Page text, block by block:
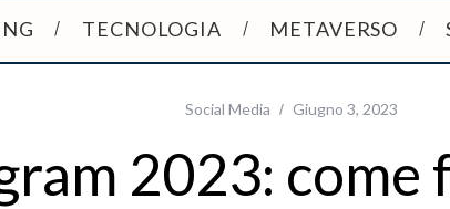
TECNOLOGIA METAVERSO
Social Media Giugno 3, 2023
2023: come